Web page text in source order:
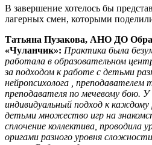
В завершение хотелось бы
лагерных смен, которыми
Татьяна Пузакова, АНО ДО
«Чуланчик»: Практика была
работала в образовательном
за подходом к работе с детьми
нейропсихолога , преподавателем
преподавателя по мечевому бою.
индивидуальный подход к каждому
детьми множество игр на
сплочение коллектива, проводила
оригами разного уровня